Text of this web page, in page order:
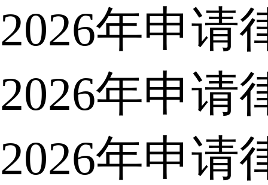
2026年申请
2026年申请
2026年申请